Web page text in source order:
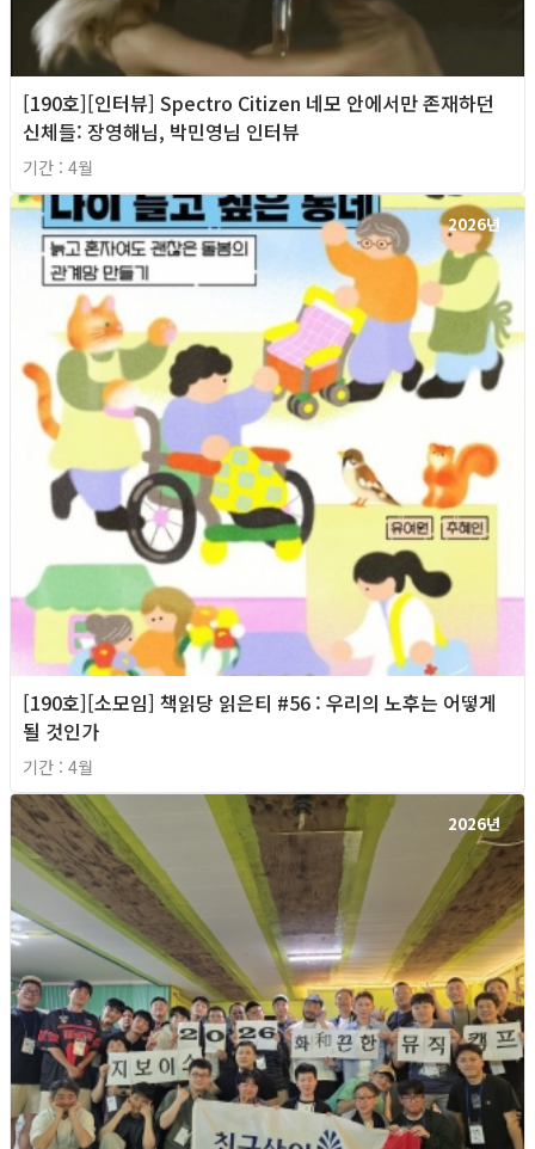
[190호][인터뷰] Spectro Citizen 네모 안에서만 존재하던
신체들: 장영해님, 박민영님 인터뷰
기간 : 4월
2026년
[190호][소모임] 책읽당 읽은티 #56 : 우리의 노후는 어떻게
될 것인가
기간 : 4월
2026년